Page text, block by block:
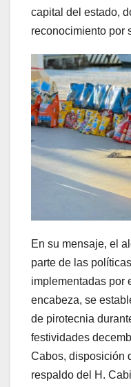
capital del estado,
reconocimiento por
En su mensaje, el
parte de las
implementadas por
encabeza, se
de pirotecnia
festividades
Cabos, disposición
respaldo del H.